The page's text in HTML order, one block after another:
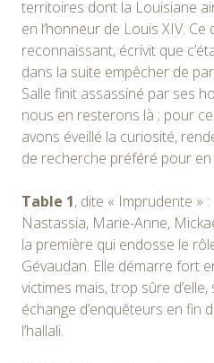
territoires dont la Louisiane
en l’honneur de Louis XIV. Ce
reconnaissant, écrivit que
dans la suite empêcher de
Salle finit assassiné par ses
nous en resterons là ; pour
avons éveillé la curiosité,
de recherche préféré pour en
Table 1, dite « Imprudente »
Nastassia, Marie-Anne,
la première qui endosse le
Gévaudan. Elle démarre fort
victimes mais, trop sûre
échange d’enquêteurs en fin
l’hallali.